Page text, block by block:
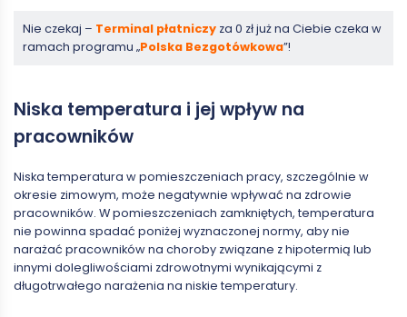
Nie czekaj – Terminal płatniczy za 0 zł już na Ciebie czeka w
ramach programu „Polska Bezgotówkowa”!
Niska temperatura i jej wpływ na
pracowników
Niska temperatura w pomieszczeniach pracy, szczególnie w
okresie zimowym, może negatywnie wpływać na zdrowie
pracowników. W pomieszczeniach zamkniętych, temperatura
nie powinna spadać poniżej wyznaczonej normy, aby nie
narażać pracowników na choroby związane z hipotermią lub
innymi dolegliwościami zdrowotnymi wynikającymi z
długotrwałego narażenia na niskie temperatury.